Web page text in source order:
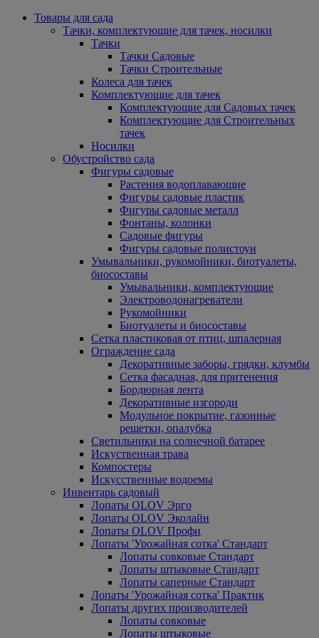
Товары для сада
Тачки, комплектующие для тачек, носилки
Тачки
Тачки Садовые
Тачки Строительные
Колеса для тачек
Комплектующие для тачек
Комплектующие для Садовых тачек
Комплектующие для Строительных
тачек
Носилки
Обустройство сада
Фигуры садовые
Растения водоплавающие
Фигуры садовые пластик
Фигуры садовые металл
Фонтаны, колонки
Садовые фигуры
Фигуры садовые полистоун
Умывальники, рукомойники, биотуалеты,
биосоставы
Умывальники, комплектующие
Электроводонагреватели
Рукомойники
Биотуалеты и биосоставы
Сетка пластиковая от птиц, шпалерная
Ограждение сада
Декоративные заборы, грядки, клумбы
Сетка фасадная, для притенения
Бордюрная лента
Декоративные изгороди
Модульное покрытие, газонные
решетки, опалубка
Светильники на солнечной батарее
Искуственная трава
Компостеры
Искусственные водоемы
Инвентарь садовый
Лопаты OLOV Эрго
Лопаты OLOV Эколайн
Лопаты OLOV Профи
Лопаты 'Урожайная сотка' Стандарт
Лопаты совковые Стандарт
Лопаты штыковые Стандарт
Лопаты саперные Стандарт
Лопаты 'Урожайная сотка' Практик
Лопаты других производителей
Лопаты совковые
Лопаты штыковые